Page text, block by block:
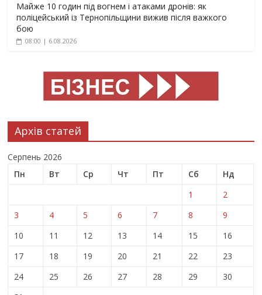
Майже 10 годин під вогнем і атаками дронів: як
поліцейський із Тернопільщини вижив після важкого
бою
08:00 | 6.08.2026
Архів статей
Серпень 2026
Пн
Вт Ср Чт Пт Сб
Нд
1
2
3
4 5 6 7 8
9
10
11 12 13 14 15
16
17
18 19 20 21 22
23
24
25 26 27 28 29
30